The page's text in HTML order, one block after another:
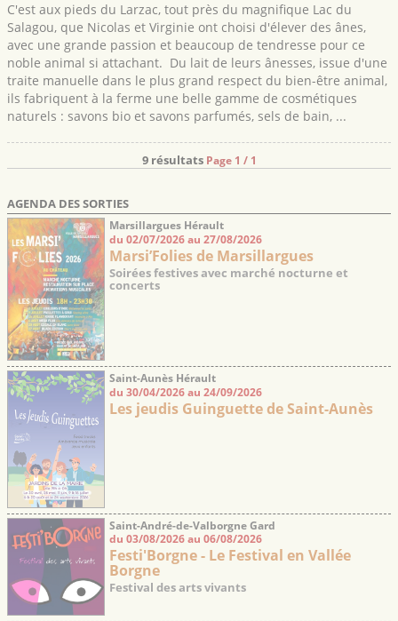
C'est aux pieds du Larzac, tout près du magnifique Lac du
Salagou, que Nicolas et Virginie ont choisi d'élever des ânes,
avec une grande passion et beaucoup de tendresse pour ce
noble animal si attachant. Du lait de leurs ânesses, issue d'une
traite manuelle dans le plus grand respect du bien-être animal,
ils fabriquent à la ferme une belle gamme de cosmétiques
naturels : savons bio et savons parfumés, sels de bain, ...
9 résultats Page 1 / 1
AGENDA DES SORTIES
Marsillargues Hérault
du 02/07/2026 au 27/08/2026
Marsi’Folies de Marsillargues
Soirées festives avec marché nocturne et
concerts
Saint-Aunès Hérault
du 30/04/2026 au 24/09/2026
Les jeudis Guinguette de Saint-Aunès
Saint-André-de-Valborgne Gard
du 03/08/2026 au 06/08/2026
Festi'Borgne - Le Festival en Vallée
Borgne
Festival des arts vivants